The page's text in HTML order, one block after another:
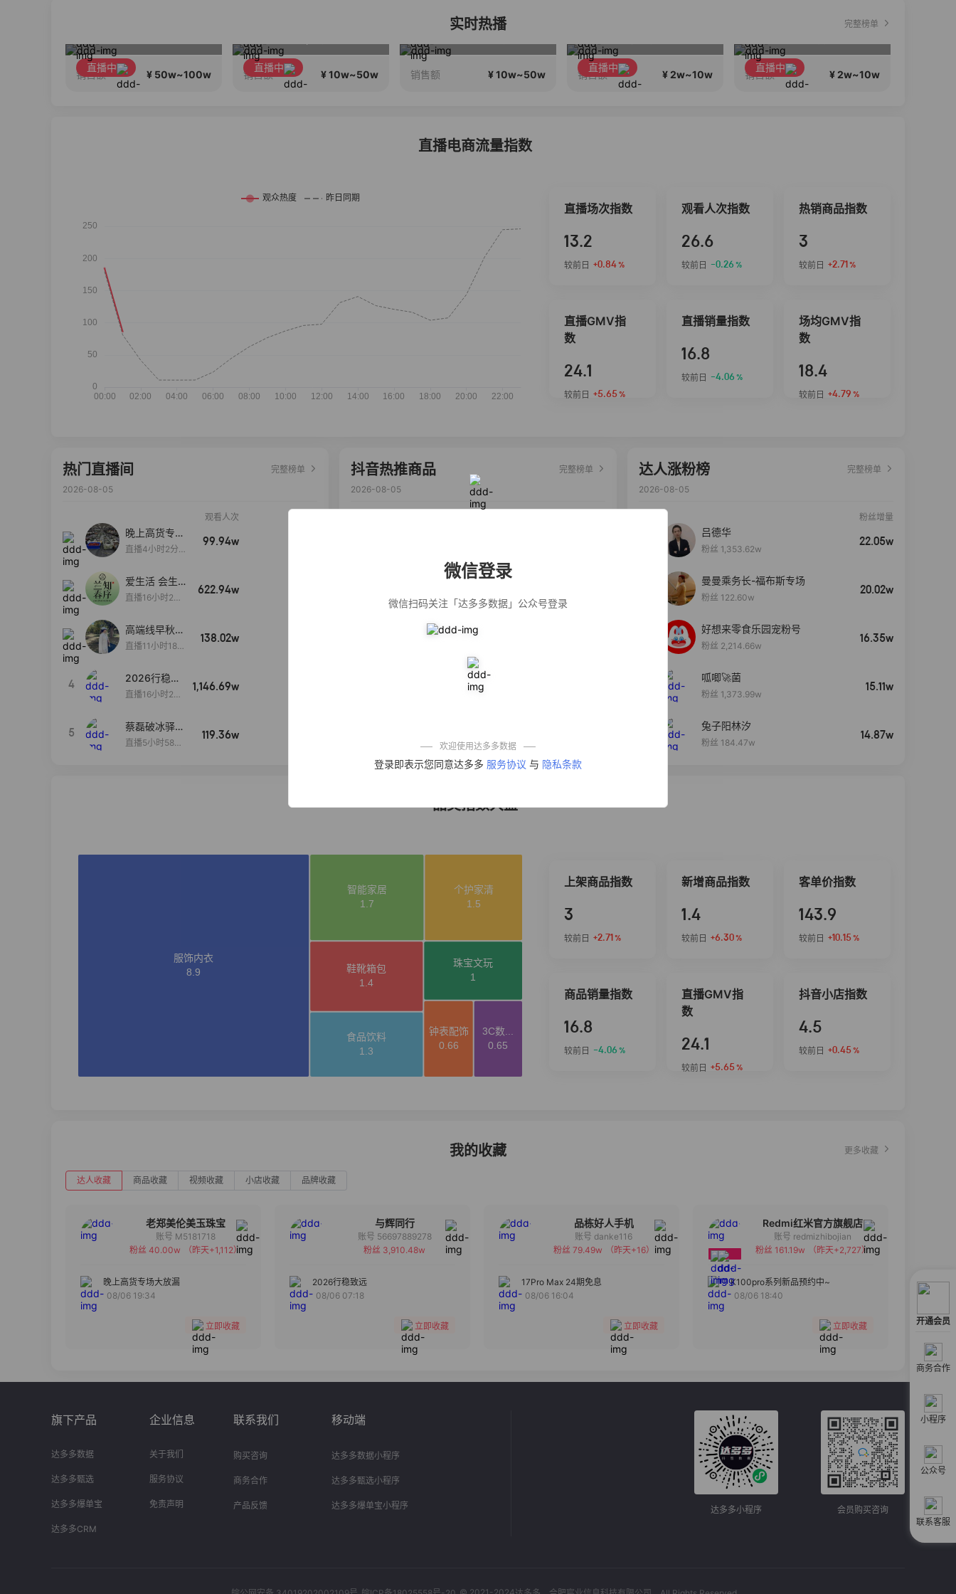
开通会员
商务合作
小程序
公众号
联系客服
微信登录
微信扫码关注「达多多数据」公众号登录
欢迎使用达多多数据
登录即表示您同意达多多 服务协议 与 隐私条款
实时热播 完整榜单
直播中
销售额 ¥ 50w~100w
直播中
销售额 ¥ 10w~50w 销售额 ¥ 10w~50w
直播中
销售额 ¥ 2w~10w
直播中
销售额 ¥ 2w~10w
直播电商流量指数
直播场次指数
13.2
较前日 +0.84%
观看人次指数
26.6
较前日 -0.26 %
热销商品指数
3
较前日 +2.71 %
直播GMV指
数
24.1
较前日 +5.65 %
直播销量指数
16.8
较前日 -4.06 %
场均GMV指
数
18.4
较前日 +4.79 %
热门直播间
完整榜单
2026-08-05
观看人次
晚上高货专场
大放漏
直播4小时2分5
99.94w
爱生活 会生
活
直播16小时24
622.94w
高端线早秋现
货首发
直播11小时18分
138.02w
4
2026行稳致
远
直播16小时20
1,146.69w
5
蔡磊破冰驿站
直播间好物分
直播5小时58分
119.36w
抖音热推商品
完整榜单
2026-08-05
重油污去油王污
渍清洁剂油烟净
污渍除菌除螨3倍
【75只装】手提
加厚家用宿舍塑
料袋厨房抽绳式
一品欢【10包鲜
凉皮】红油麻酱
*310g/袋红油麻
酱凉皮开袋即食
现做现发
达人涨粉榜
完整榜单
2026-08-05
粉丝增量
吕德华
粉丝 1,353.62w
22.05w
曼曼乘务长-福布斯专场
粉丝 122.60w
20.02w
好想来零食乐园宠粉号
粉丝 2,214.66w
16.35w
呱唧🚀菌
粉丝 1,373.99w
15.11w
兔子阳林汐
粉丝 184.47w
14.87w
品类指数大盘
上架商品指数
3
较前日 +2.71 %
新增商品指数
1.4
较前日 +6.30%
客单价指数
143.9
较前日 +10.15 %
商品销量指数
16.8
较前日 -4.06 %
直播GMV指
数
24.1
较前日 +5.65 %
抖音小店指数
4.5
较前日 +0.45 %
我的收藏 更多收藏
达人收藏 商品收藏 视频收藏 小店收藏 品牌收藏
老郑美伦美玉珠宝
备注
分组
账号 M5181718
粉丝 40.00w
（昨天+1,112）
晚上高货专场大放漏
08/06 19:34
立即收藏
与辉同行
备注
账号 56697889278
粉丝 3,910.48w
2026行稳致远
08/06 07:18
立即收藏
品栋好人手机
备注
分组
账号 danke116
粉丝 79.49w
（昨天+16）
17Pro Max 24期免息
08/06 16:04
立即收藏
Redmi红米官方旗舰店
备注
分组
账号 redmizhibojian
粉丝 161.19w
（昨天+2,727）
K100pro系列新品预约中~
08/06 18:40
立即收藏
旗下产品
达多多数据
达多多甄选
达多多爆单宝
达多多CRM
企业信息
关于我们
服务协议
免责声明
联系我们
购买咨询
商务合作
产品反馈
移动端
达多多数据小程序
达多多甄选小程序
达多多爆单宝小程序 达多多小程序 会员购买咨询